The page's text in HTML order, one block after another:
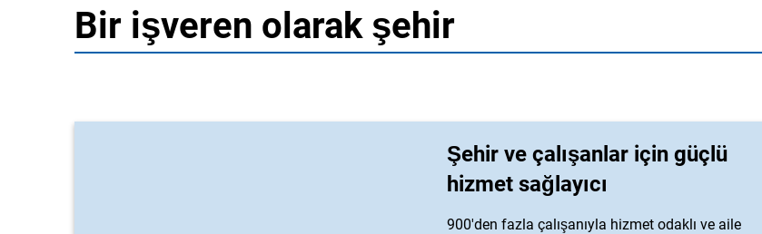
Bir işveren olarak şehir
Şehir ve çalışanlar için güçlü
hizmet sağlayıcı
900'den fazla çalışanıyla hizmet odaklı ve aile